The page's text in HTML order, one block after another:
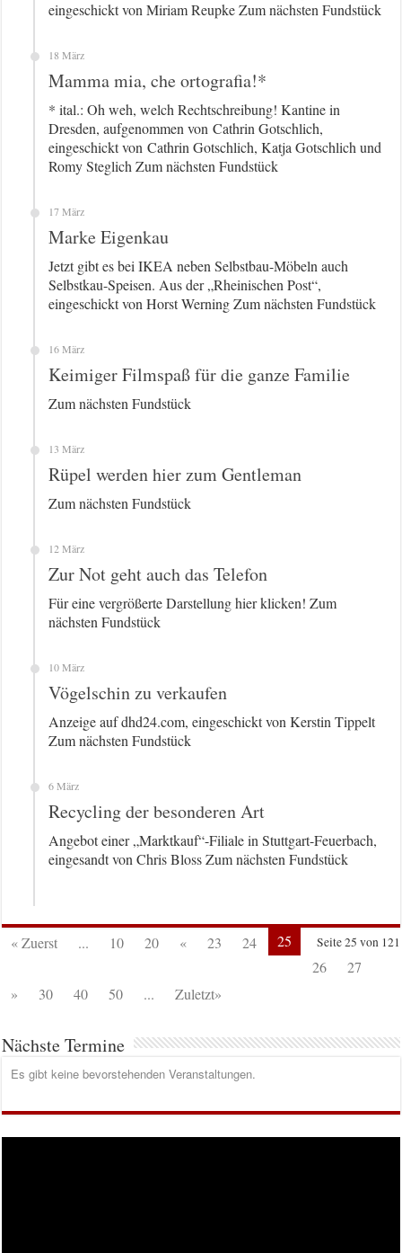
eingeschickt von Miriam Reupke Zum nächsten Fundstück
18 März
Mamma mia, che ortografia!*
* ital.: Oh weh, welch Rechtschreibung! Kantine in
Dresden, aufgenommen von Cathrin Gotschlich,
eingeschickt von Cathrin Gotschlich, Katja Gotschlich und
Romy Steglich Zum nächsten Fundstück
17 März
Marke Eigenkau
Jetzt gibt es bei IKEA neben Selbstbau-Möbeln auch
Selbstkau-Speisen. Aus der „Rheinischen Post“,
eingeschickt von Horst Werning Zum nächsten Fundstück
16 März
Keimiger Filmspaß für die ganze Familie
Zum nächsten Fundstück
13 März
Rüpel werden hier zum Gentleman
Zum nächsten Fundstück
12 März
Zur Not geht auch das Telefon
Für eine vergrößerte Darstellung hier klicken! Zum
nächsten Fundstück
10 März
Vögelschin zu verkaufen
Anzeige auf dhd24.com, eingeschickt von Kerstin Tippelt
Zum nächsten Fundstück
6 März
Recycling der besonderen Art
Angebot einer „Marktkauf“-Filiale in Stuttgart-Feuerbach,
eingesandt von Chris Bloss Zum nächsten Fundstück
Seite 25 von 121
« Zuerst ... 10 20 « 23 24
25
26
27
»
30 40 50 ... Zuletzt»
Nächste Termine
Es gibt keine bevorstehenden Veranstaltungen.